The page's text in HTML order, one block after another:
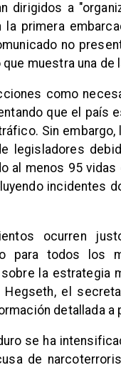
dirigidos a
primera
no
muestra una
como
que el país
Sin
legisladores
al menos 95
incidentes
ocurren
para todos los
la estrategia
el
detallada
se ha
de